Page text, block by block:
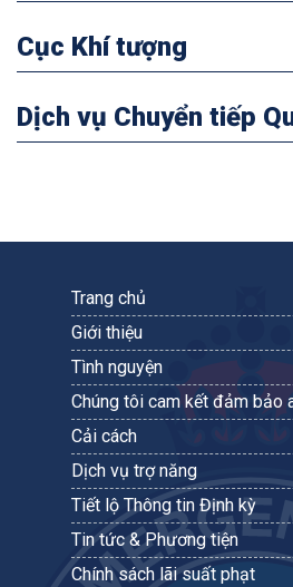
Cục Khí tượng
Dịch vụ Chuyển tiếp
Trang chủ
Giới thiệu
Tình nguyện
Chúng tôi cam kết đảm bảo
Cải cách
Dịch vụ trợ năng
Tiết lộ Thông tin Định kỳ
Tin tức & Phương tiện
Chính sách lãi suất phạt